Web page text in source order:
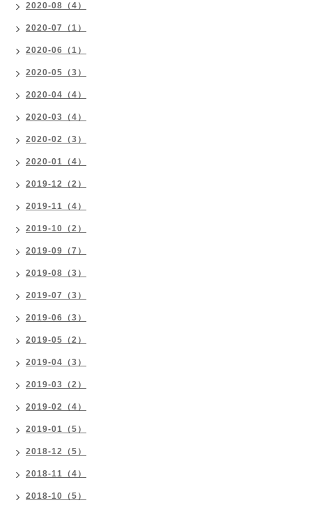
2020-08（4）
2020-07（1）
2020-06（1）
2020-05（3）
2020-04（4）
2020-03（4）
2020-02（3）
2020-01（4）
2019-12（2）
2019-11（4）
2019-10（2）
2019-09（7）
2019-08（3）
2019-07（3）
2019-06（3）
2019-05（2）
2019-04（3）
2019-03（2）
2019-02（4）
2019-01（5）
2018-12（5）
2018-11（4）
2018-10（5）